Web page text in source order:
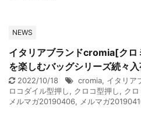
NEWS
イタリアブランドcromia[クロ
を楽しむバッグシリーズ続々入
2022/10/18 cromia, イタリア
ロコダイル型押し, クロコ型押し, クロ
メルマガ20190406, メルマガ